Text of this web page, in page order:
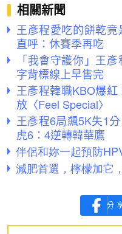
相關新聞
王彥程愛吃的餅乾
直呼：休賽季再吃
「我會守護你」王
字背標線上早售完
王彥程韓職KBO爆
放〈Feel Special〉
王彥程6局飆5K失1
虎6：4逆轉韓華鷹
分